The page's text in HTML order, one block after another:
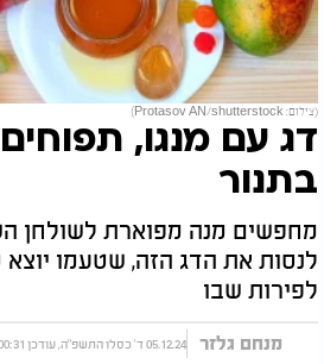
(צילום: Protasov AN/shutterstock)
דג עם מנגו, תפוחים
בתנור
מחפשים מנה מפוארת לשולחן
לנסות את הדג הזה, שטעמו
לפירות שבו
מנחם גלזר 05.12.24 ד' כסלו התשפ"ה, עודכן 00:31 09.03.25